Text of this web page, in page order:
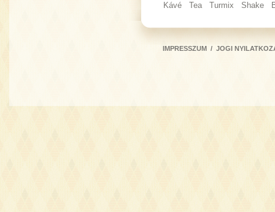
Kávé
Tea Turmix Shake
IMPRESSZUM / JOGI